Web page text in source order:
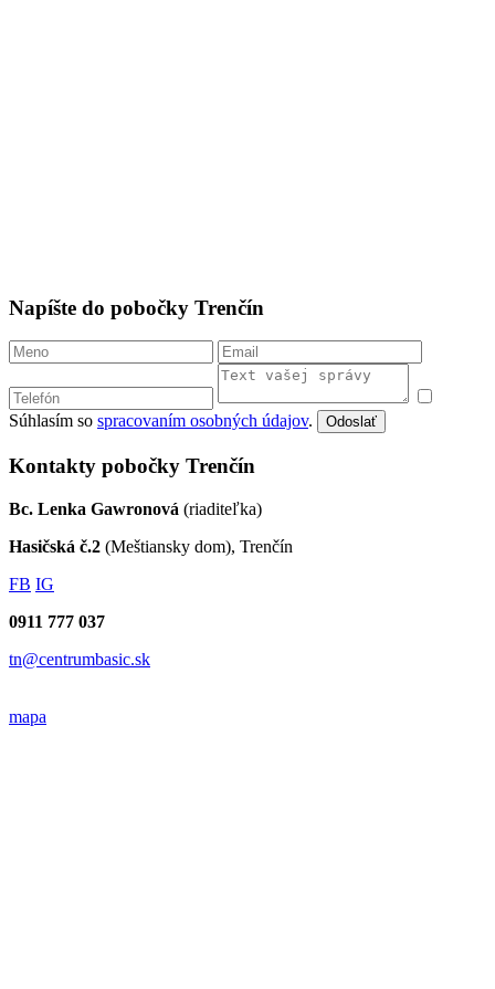
Napíšte do pobočky Trenčín
Súhlasím so spracovaním osobných údajov. Odoslať
Kontakty pobočky Trenčín
Bc. Lenka Gawronová (riaditeľka)
Hasičská č.2 (Meštiansky dom), Trenčín
FB IG
0911 777 037
tn@centrumbasic.sk
mapa